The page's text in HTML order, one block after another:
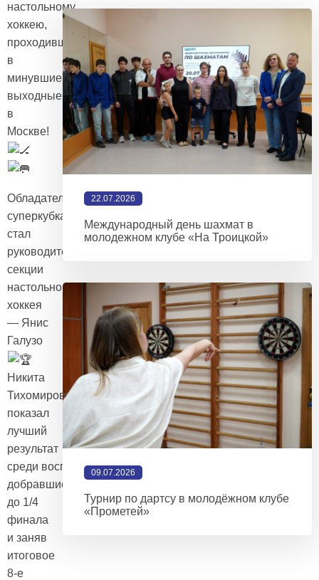
настольному
хоккею,
проходившему
в
минувшие
выходные
в
Москве!
Обладателем
суперкубка
стал
руководитель
секции
настольного
хоккея
— Янис
Галузо
Никита
Тихомиров
показал
лучший
результат
среди воспитанников,
добравшись
до 1/4
финала
и заняв
итоговое
8-е
22.07.2026
Международный день шахмат в
молодежном клубе «На Троицкой»
09.07.2026
Турнир по дартсу в молодёжном клубе
«Прометей»